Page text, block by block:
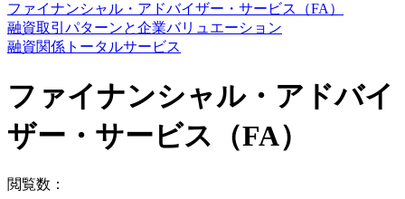
ファイナンシャル・アドバイザー・サービス（FA）
融資取引パターンと企業バリュエーション
融資関係トータルサービス
ファイナンシャル・アドバイ
ザー・サービス（FA）
閲覧数：